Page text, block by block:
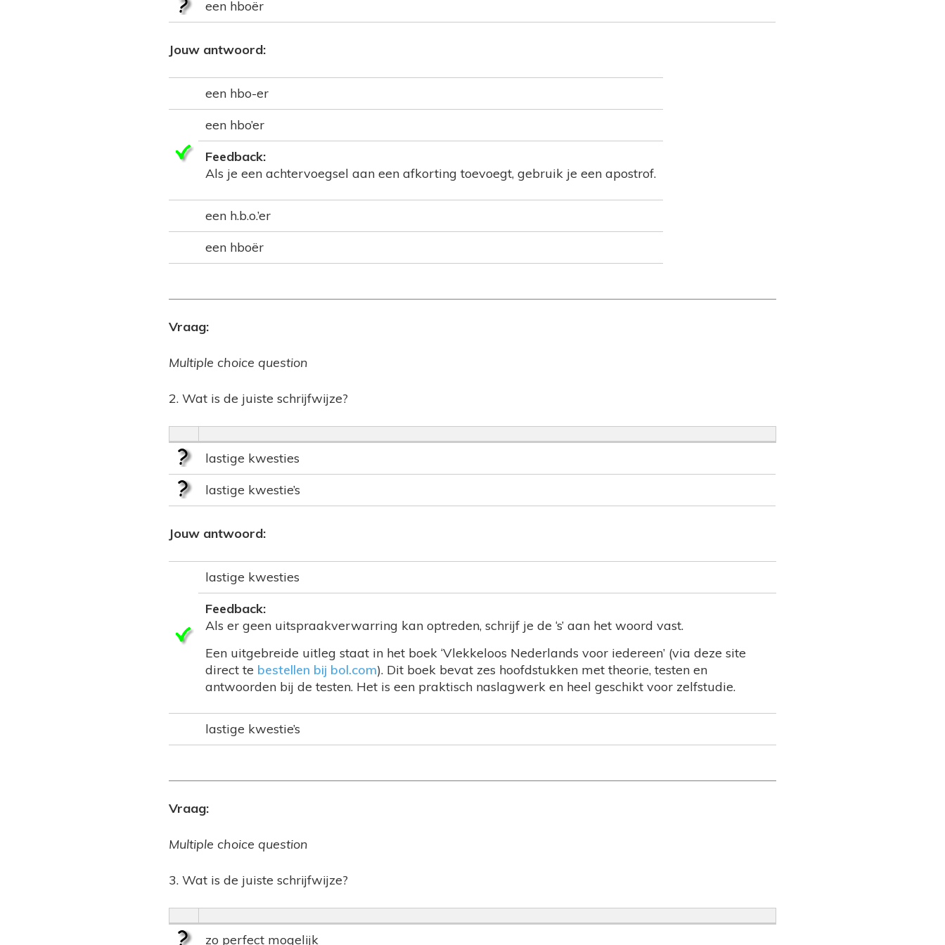
een hboër
Jouw antwoord:
een hbo-er
een hbo’er
Feedback:
Als je een achtervoegsel aan een afkorting toevoegt, gebruik je een apostrof.
een h.b.o.’er
een hboër
Vraag:
Multiple choice question
2. Wat is de juiste schrijfwijze?
lastige kwesties
lastige kwestie’s
Jouw antwoord:
lastige kwesties
Feedback:
Als er geen uitspraakverwarring kan optreden, schrijf je de ‘s’ aan het woord vast.
Een uitgebreide uitleg staat in het boek ‘Vlekkeloos Nederlands voor iedereen’ (via deze site
direct te bestellen bij bol.com). Dit boek bevat zes hoofdstukken met theorie, testen en
antwoorden bij de testen. Het is een praktisch naslagwerk en heel geschikt voor zelfstudie.
lastige kwestie’s
Vraag:
Multiple choice question
3. Wat is de juiste schrijfwijze?
zo perfect mogelijk